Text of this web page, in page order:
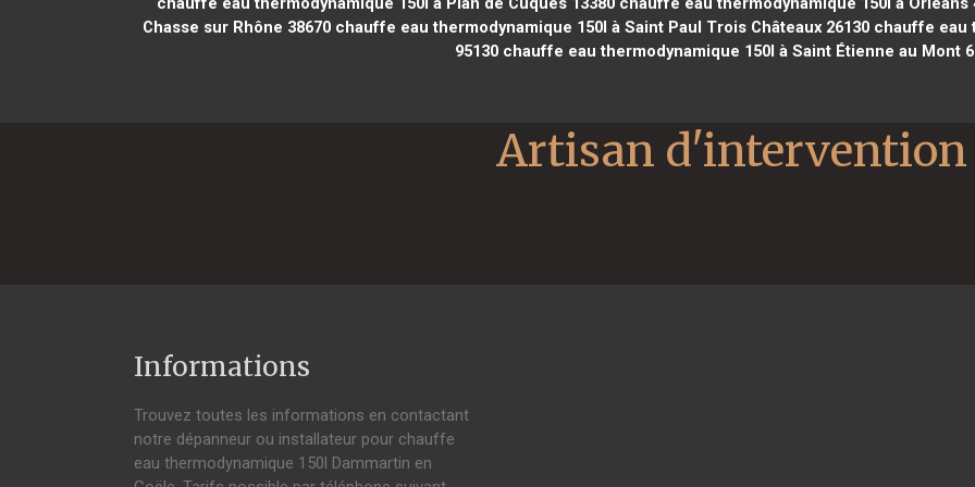
Chasse sur Rhône 38670 chauffe eau thermodynamique 150l à Saint Paul Trois Châteaux 26130 chauffe eau
95130chauffe eau thermodynamique 150l à Saint Étienne au Mont
Informations
Trouvez toutes les informations en contactant
notre dépanneur ou installateur pour chauffe
eau thermodynamique 150l Dammartin en
Artisan d'intervention